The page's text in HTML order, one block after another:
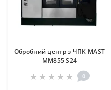
Обробний центр з ЧПК MAST
MM855 S24
0